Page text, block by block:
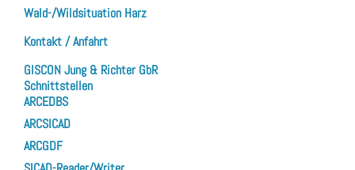
Wald-/Wildsituation Harz
Kontakt / Anfahrt
GISCON Jung & Richter GbR
Schnittstellen
ARCEDBS
ARCSICAD
ARCGDF